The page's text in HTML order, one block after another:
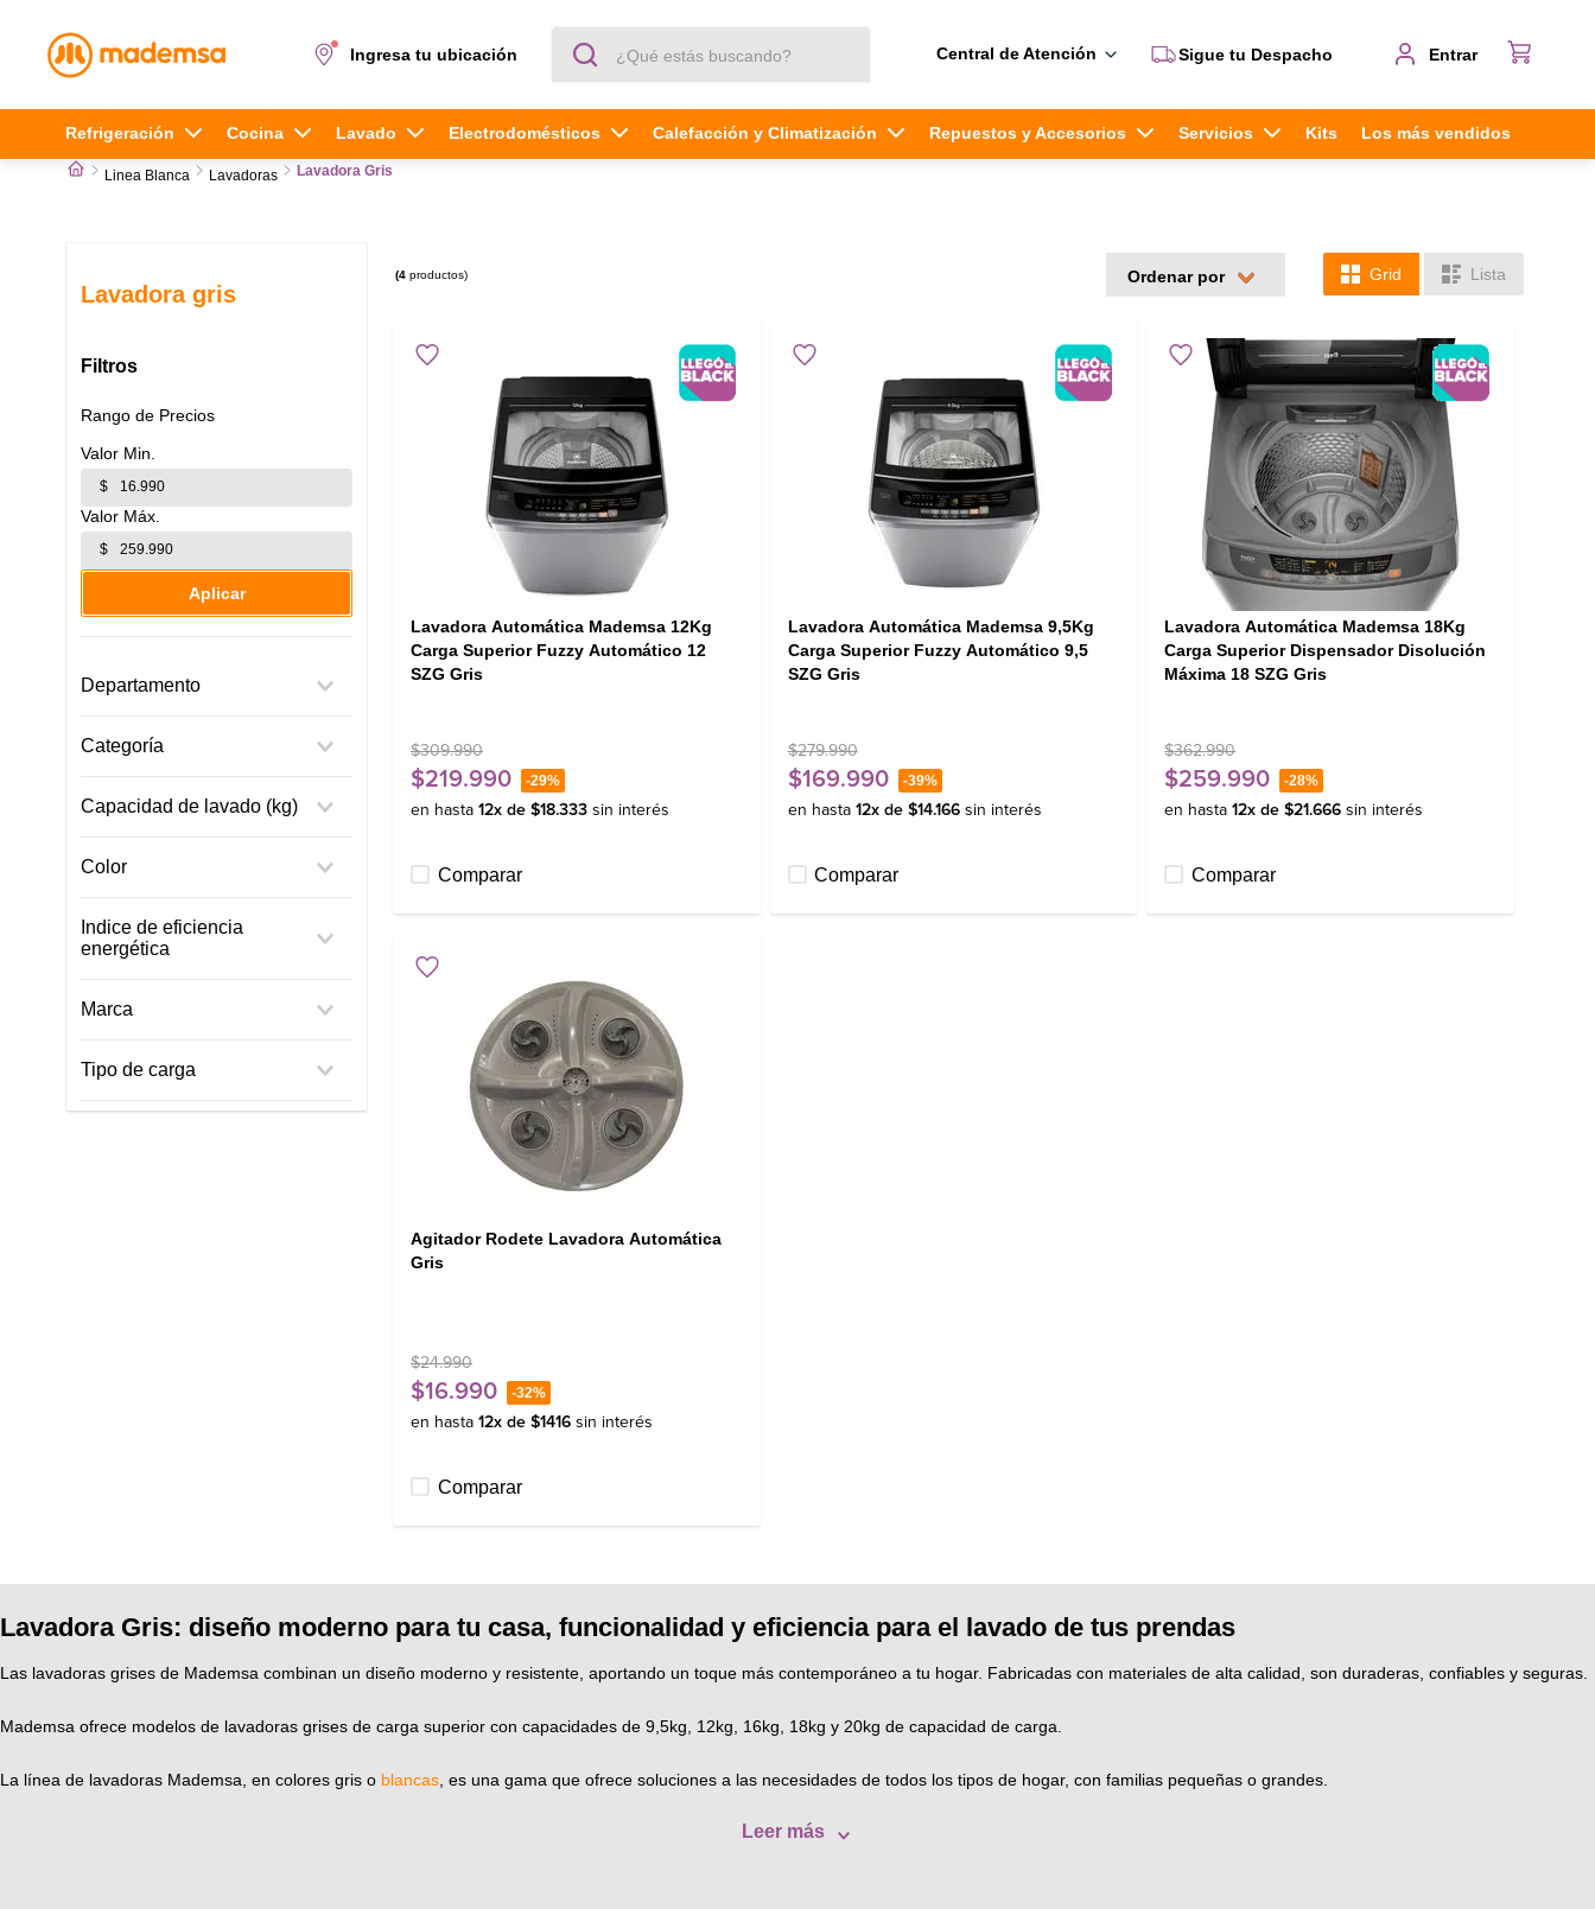
Ingresa tu ubicación
Términos más buscados
cocina 4 platos
3. refrigerador
Central de Atención Sigue tu Despacho Entrar
Refrigeración Cocina Lavado Electrodomésticos Calefacción y Climatización Repuestos y Accesorios Servicios Kits Los más vendidos
Linea Blanca Lavadoras Lavadora Gris
Lavadora gris
Filtros
Departamento
Línea Blanca
Repuestos
Categoría
Capacidad de lavado (kg)
12 kg
Color
Indice de eficiencia
energética
Marca
Fensa
Tipo de carga
Superior
Rango de Precios
$
$
Aplicar
4 productos Grid Lista
Lavadora Automática Mademsa 12Kg
Carga Superior Fuzzy Automático 12
SZG Gris
$309.990
$219.990 -29%
en hasta 12x de $18.333 sin interés
Comparar
Lavadora Automática Mademsa 9,5Kg
Carga Superior Fuzzy Automático 9,5
SZG Gris
$279.990
$169.990 -39%
en hasta 12x de $14.166 sin interés
Comparar
Lavadora Automática Mademsa 18Kg
Carga Superior Dispensador Disolución
Máxima 18 SZG Gris
$362.990
$259.990 -28%
en hasta 12x de $21 .666 sin interés
Comparar
Agitador Rodete Lavadora Automática
Gris
$24.990
$16.990 -32%
en hasta 12x de $1416 sin interés
Comparar
Lavadora Gris: diseño moderno para tu casa, funcionalidad y eficiencia para el lavado de tus prendas
Las lavadoras grises de Mademsa combinan un diseño moderno y resistente, aportando un toque más contemporáneo a tu hogar. Fabricadas con materiales de alta calidad, son duraderas, confiables y seguras.
Mademsa ofrece modelos de lavadoras grises de carga superior con capacidades de 9,5kg, 12kg, 16kg, 18kg y 20kg de capacidad de carga.
La línea de lavadoras Mademsa, en colores gris o blancas , es una gama que ofrece soluciones a las necesidades de todos los tipos de hogar, con familias pequeñas o grandes.
Leer más